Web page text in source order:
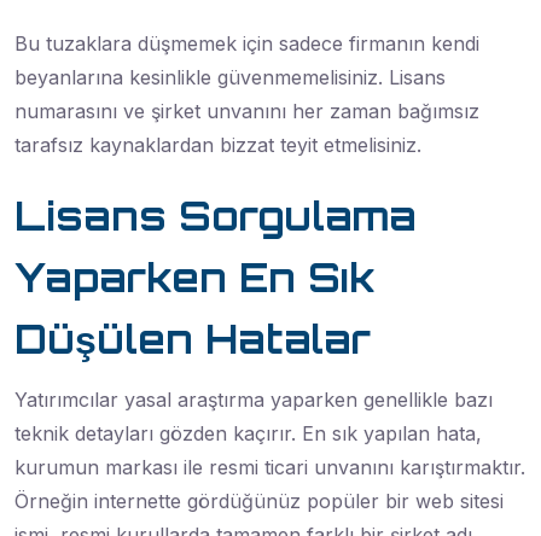
Bu tuzaklara düşmemek için sadece firmanın kendi
beyanlarına kesinlikle güvenmemelisiniz. Lisans
numarasını ve şirket unvanını her zaman bağımsız
tarafsız kaynaklardan bizzat teyit etmelisiniz.
Lisans Sorgulama
Yaparken En Sık
Düşülen Hatalar
Yatırımcılar yasal araştırma yaparken genellikle bazı
teknik detayları gözden kaçırır. En sık yapılan hata,
kurumun markası ile resmi ticari unvanını karıştırmaktır.
Örneğin internette gördüğünüz popüler bir web sitesi